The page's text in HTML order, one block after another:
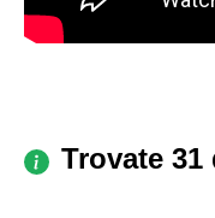
Trovate